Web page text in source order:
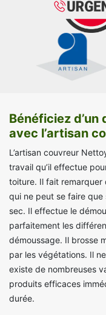
Bénéficiez
avec l’artisan
L’artisan couvreur
travail qu’il effectue
toiture. Il fait remarquer
qui ne peut se faire
sec. Il effectue le
parfaitement les
démoussage. Il brosse
par les végétations. Il
existe de nombreuses
produits efficaces
durée.